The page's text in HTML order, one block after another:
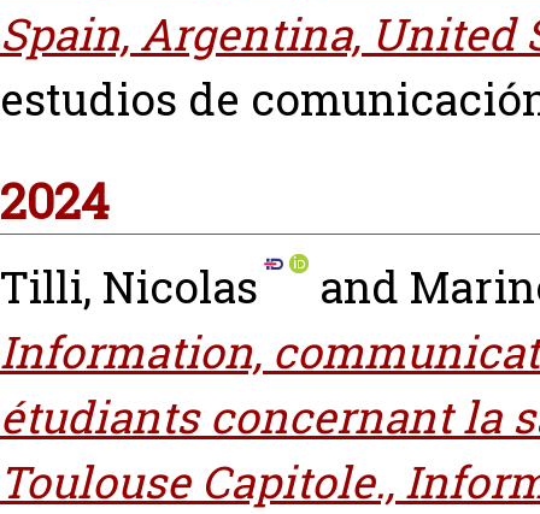
Spain, Argentina, United
estudios de
2024
Tilli, Nicolas and
Information,
étudiants concernant la
Toulouse Capitole.,